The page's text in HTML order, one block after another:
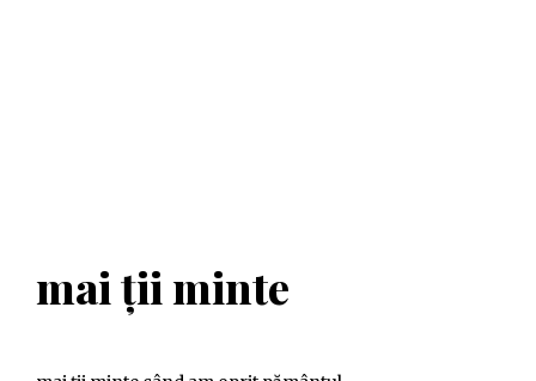
mai ții minte